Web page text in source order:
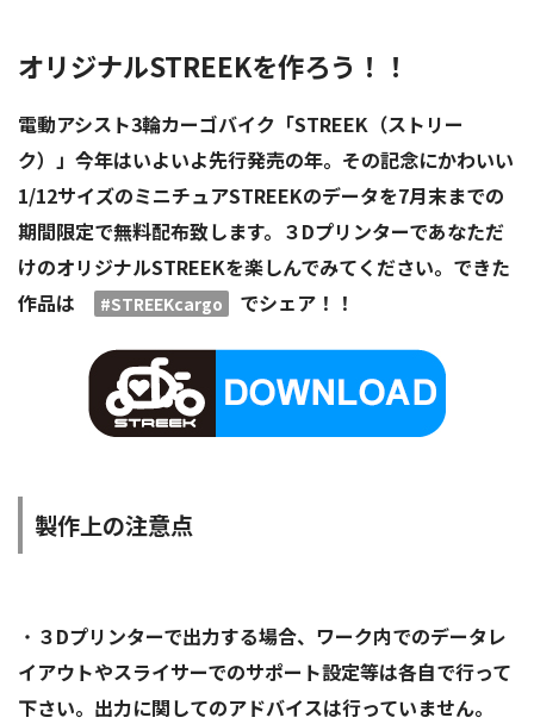
オリジナルSTREEKを作ろう！！
電動アシスト3輪カーゴバイク「STREEK（ストリー
ク）」今年はいよいよ先行発売の年。その記念にかわいい
1/12サイズのミニチュアSTREEKのデータを7月末までの
期間限定で無料配布致します。３Dプリンターであなただ
けのオリジナルSTREEKを楽しんでみてください。できた
作品は
#STREEKcargo でシェア！！
製作上の注意点
・ ３Dプリンターで出力する場合、ワーク内でのデータレ
イアウトやスライサーでのサポート設定等は各自で行って
下さい。出力に関してのアドバイスは行っていません。